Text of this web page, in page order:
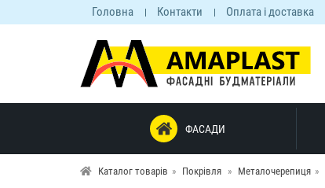
Головна Контакти Оплата і доставка
ФАСАДИ
Каталог товарів Покрівля Металочерепиця